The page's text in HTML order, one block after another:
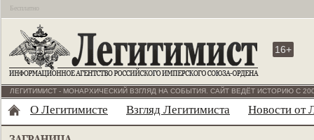
Бесплатно
16+
ЛЕГИТИМИСТ - МОНАРХИЧЕСКИЙ ВЗГЛЯД НА СОБЫТИЯ. САЙТ ВЕДЁТ ИСТОРИЮ С
О Легитимисте Взгляд Легитимиста Новости от